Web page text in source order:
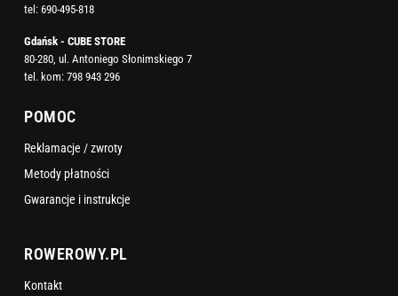
tel: 690-495-818
Gdańsk - CUBE STORE
80-280, ul. Antoniego Słonimskiego 7
tel. kom: 798 943 296
POMOC
Reklamacje / zwroty
Metody płatności
Gwarancje i instrukcje
ROWEROWY.PL
Kontakt